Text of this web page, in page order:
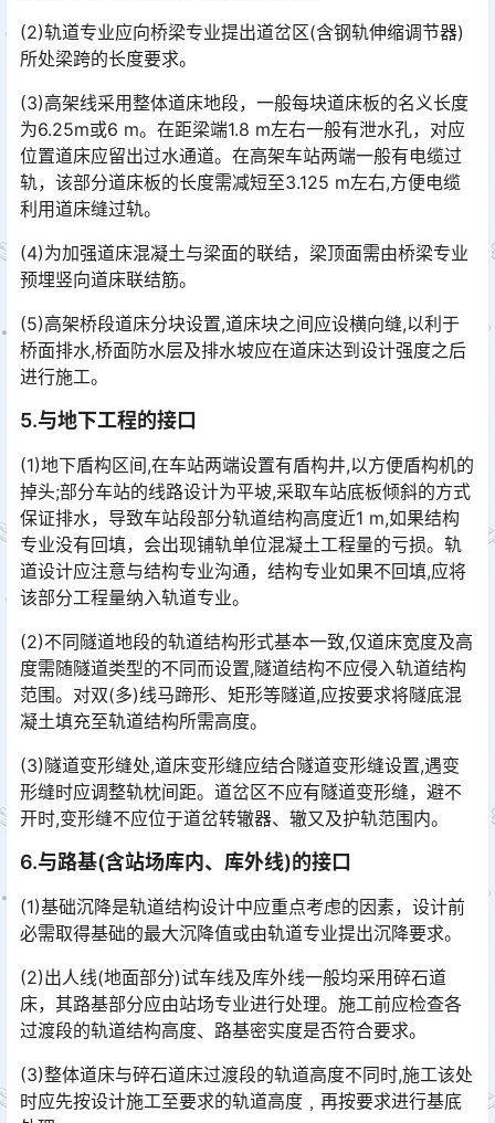
(2)轨道专业应向桥梁专业提出道岔区(含钢轨伸缩调节器)
所处梁跨的长度要求。
(3)高架线采用整体道床地段，一般每块道床板的名义长度
为6.25m或6 m。在距梁端1.8 m左右一般有泄水孔，对应
位置道床应留出过水通道。在高架车站两端一般有电缆过
轨，该部分道床板的长度需减短至3.125 m左右,方便电缆
利用道床缝过轨。󠅅󠅃󠄵󠅂󠄪󠇖󠆨󠆨󠇕󠆞󠆒󠅬󠇘󠆭󠆘󠇙󠆝󠅵󠇗󠆭󠆁󠄐󠇗󠅹󠅸󠇖󠆍󠅳󠇖󠅹󠅰󠇖󠆌󠅹
(4)为加强道床混凝土与梁面的联结，梁顶面需由桥梁专业
预埋竖向道床联结筋。
(5)高架桥段道床分块设置,道床块之间应设横向缝,以利于
桥面排水,桥面防水层及排水坡应在道床达到设计强度之后
进行施工。
5.与地下工程的接口
(1)地下盾构区间,在车站两端设置有盾构井,以方便盾构机的
掉头;部分车站的线路设计为平坡,采取车站底板倾斜的方式
保证排水，导致车站段部分轨道结构高度近1 m,如果结构
专业没有回填，会出现铺轨单位混凝土工程量的亏损。轨
道设计应注意与结构专业沟通，结构专业如果不回填,应将
该部分工程量纳入轨道专业。󠅅󠅃󠄵󠅂󠄪󠇖󠆨󠆨󠇕󠆞󠆒󠅬󠇘󠆭󠆘󠇙󠆝󠅵󠇗󠆭󠆁󠄐󠇗󠅹󠅸󠇖󠆍󠅳󠇖󠅹󠅰󠇖󠆌󠅹
(2)不同隧道地段的轨道结构形式基本一致,仅道床宽度及高
度需随隧道类型的不同而设置,隧道结构不应侵入轨道结构
范围。对双(多)线马蹄形、矩形等隧道,应按要求将隧底混
凝土填充至轨道结构所需高度。󠅅󠅃󠄵󠅂󠄪󠇖󠆨󠆨󠇕󠆞󠆒󠅬󠇘󠆭󠆘󠇙󠆝󠅵󠇗󠆭󠆁󠄐󠇗󠅹󠅸󠇖󠆍󠅳󠇖󠅹󠅰󠇖󠆌󠅹
(3)隧道变形缝处,道床变形缝应结合隧道变形缝设置,遇变
形缝时应调整轨枕间距。道岔区不应有隧道变形缝，避不
开时,变形缝不应位于道岔转辙器、辙又及护轨范围内。
6.与路基(含站场库内、库外线)的接口
(1)基础沉降是轨道结构设计中应重点考虑的因素，设计前
必需取得基础的最大沉降值或由轨道专业提出沉降要求。
(2)出人线(地面部分)试车线及库外线一般均采用碎石道
床，其路基部分应由站场专业进行处理。施工前应检查各
过渡段的轨道结构高度、路基密实度是否符合要求。
(3)整体道床与碎石道床过渡段的轨道高度不同时,施工该处
时应先按设计施工至要求的轨道高度﹐再按要求进行基底